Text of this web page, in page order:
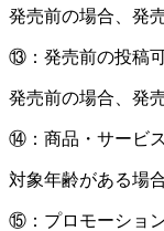
発売前の場合、発
⑬：発売前の投稿
発売前の場合、発
⑭：商品・サービ
対象年齢がある場
⑮：プロモーショ